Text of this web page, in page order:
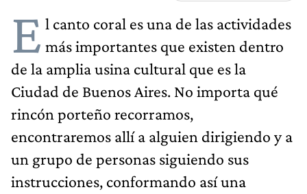
E l canto coral es una de las actividades
más importantes que existen dentro
de la amplia usina cultural que es la
Ciudad de Buenos Aires. No importa qué
rincón porteño recorramos,
encontraremos allí a alguien dirigiendo y a
un grupo de personas siguiendo sus
instrucciones, conformando así una